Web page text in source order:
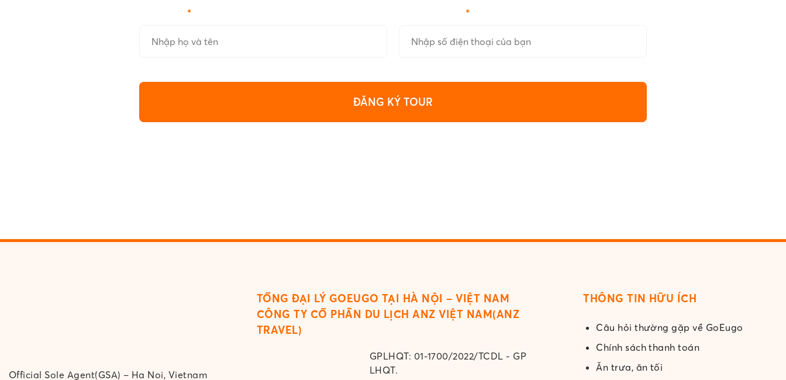
* *
Official Sole Agent(GSA) – Ha Noi, Vietnam
TỔNG ĐẠI LÝ GOEUGO TẠI HÀ NỘI – VIỆT NAM
CÔNG TY CỔ PHẦN DU LỊCH ANZ VIỆT NAM(ANZ
TRAVEL)
GPLHQT: 01-1700/2022/TCDL - GP LHQT.
Được cấp bởi Tổng cục Du lịch Việt Nam ngày
THÔNG TIN HỮU ÍCH
Câu hỏi thường gặp về GoEugo
Chính sách thanh toán
Ăn trưa, ăn tối